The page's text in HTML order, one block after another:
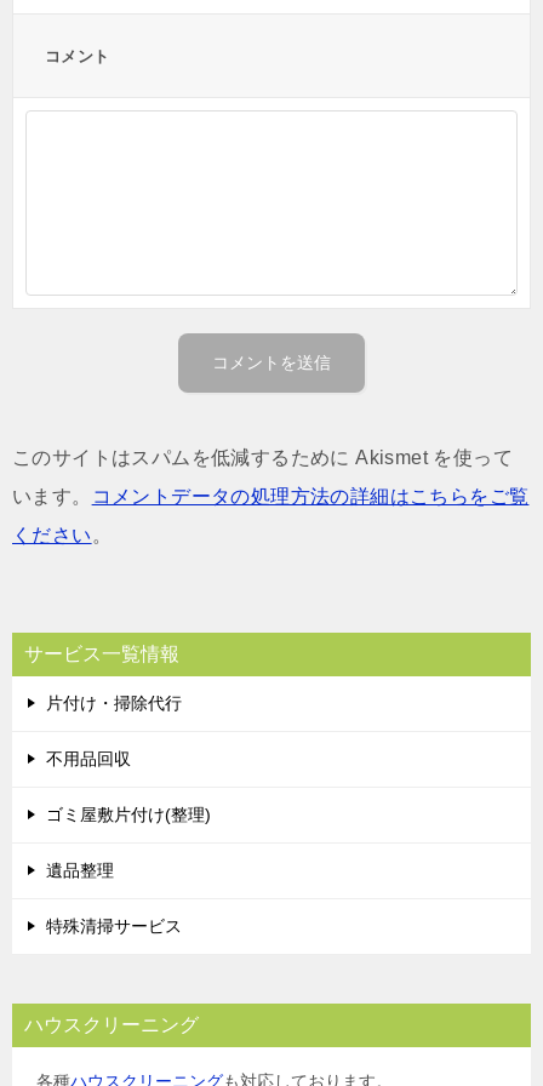
コメント
このサイトはスパムを低減するために Akismet を使って
います。
コメントデータの処理方法の詳細はこちらをご覧
ください 。
サービス一覧情報
片付け・掃除代行
不用品回収
ゴミ屋敷片付け(整理)
遺品整理
特殊清掃サービス
ハウスクリーニング
各種ハウスクリーニングも対応しております。